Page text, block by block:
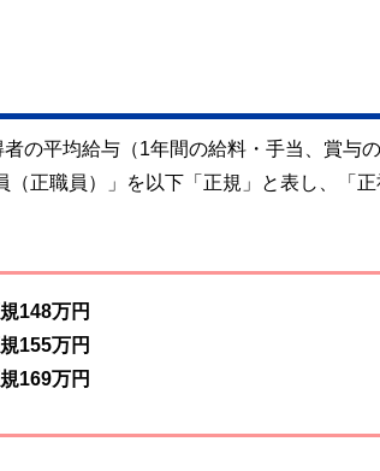
の平均給与（1年間の給料・手当、賞与
正職員）」を以下「正規」と表し、「正
148万円
155万円
169万円